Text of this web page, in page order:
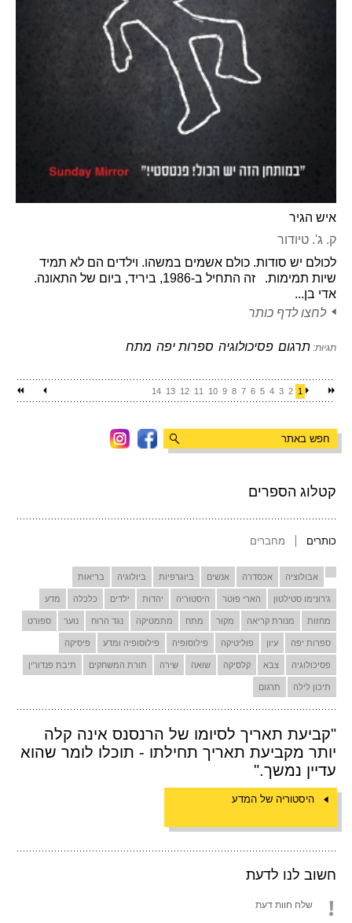
קטלוג הספרים
כותרים מחברים
אבולוציה אכסדרה אנשים ביוגרפיות ביולוגיה בריאות
ג'רונימו סטילטון הארי פוטר היסטוריה יהדות ילדים כלכלה מדע
מחזות מנורת קריאה מקור מתח מתמטיקה נגד הרוח נוער ספורט
ספרות יפה עיון פוליטיקה פילוסופיה פילוסופיה ומדע פיסיקה
פסיכולוגיה צבא קלסיקה שואה שירה תורת המשחקים תיבת פנדורין
תיכון לילה תרגום
"קביעת תאריך לסיומו של הרנסנס אינה קלה
יותר מקביעת תאריך תחילתו - תוכלו לומר שהוא
עדיין נמשך."
היסטוריה של המדע
חשוב לנו לדעת
שלח חוות דעת
איש הגיר
ק. ג'. טיודור
לכולם יש סודות. כולם אשמים במשהו. וילדים הם לא תמיד
שיות תמימות. זה התחיל ב-1986, ביריד, ביום של התאונה.
אדי בן...
לחצו לדף כותר
תגיות: תרגום פסיכולוגיה ספרות יפה מתח
1
2
3
4
5
6
7
8
9
10
11
12
13
14